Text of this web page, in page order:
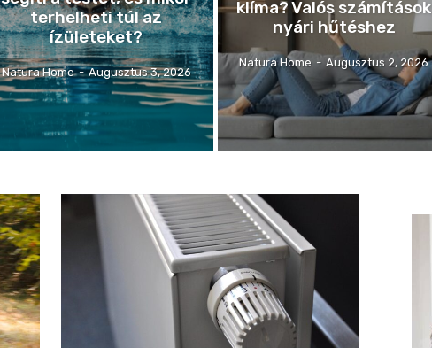
terhelheti túl az
ízületeket?
Natura Home - Augusztus 3, 2026
klíma? Valós számítások
nyári hűtéshez
Natura Home - Augusztus 2, 2026